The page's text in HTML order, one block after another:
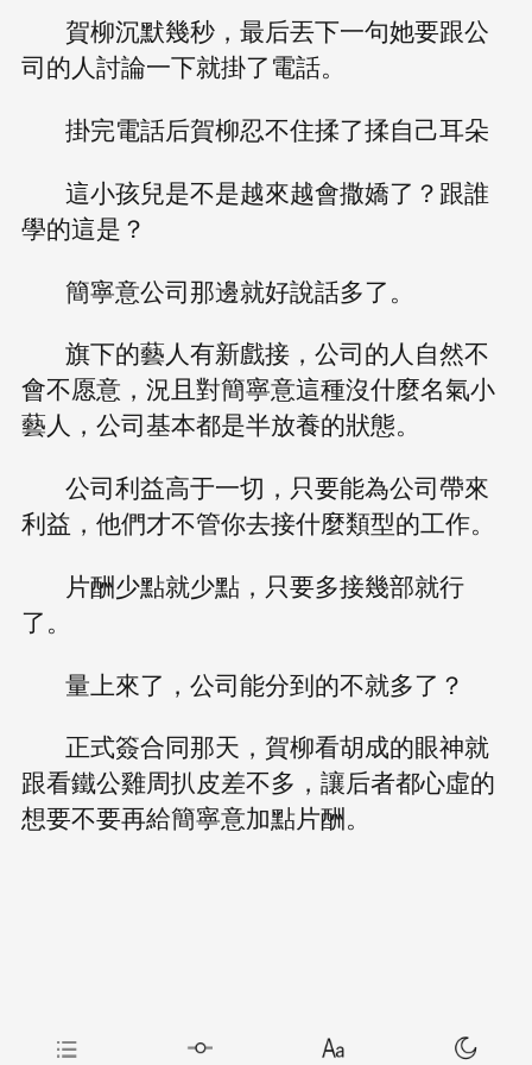
賀柳沉默幾秒，最后丟下一句她要跟公
司的人討論一下就掛了電話。
掛完電話后賀柳忍不住揉了揉自己耳朵
這小孩兒是不是越來越會撒嬌了？跟誰
學的這是？
簡寧意公司那邊就好說話多了。
旗下的藝人有新戲接，公司的人自然不
會不愿意，況且對簡寧意這種沒什麼名氣小
藝人，公司基本都是半放養的狀態。
公司利益高于一切，只要能為公司帶來
利益，他們才不管你去接什麼類型的工作。
片酬少點就少點，只要多接幾部就行
了。
量上來了，公司能分到的不就多了？
正式簽合同那天，賀柳看胡成的眼神就
跟看鐵公雞周扒皮差不多，讓后者都心虛的
想要不要再給簡寧意加點片酬。